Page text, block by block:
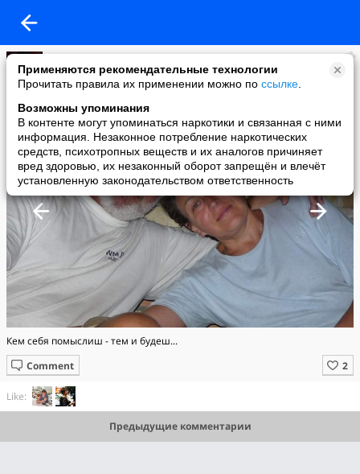
Применяются рекомендательные технологии
Прочитать правила их применении можно по ссылке
Возможны упоминания
В контенте могут упоминаться наркотики и связанная с ними
информация. Незаконное потребление наркотических
средств, психотропных веществ и их аналогов причиняет
вред здоровью, их незаконный оборот запрещён и влечёт
установленную законодательством ответственность
Владимир Гетман
added a photo
17 Dec в 15:24
Кем себя помыслиш - тем и будеш...
Comment
Like:
Предыдущие комментарии